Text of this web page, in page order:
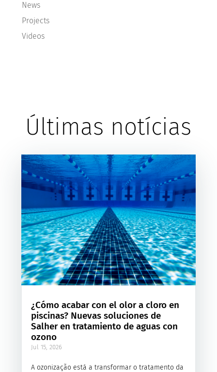
News
Projects
Videos
Últimas notícias
¿Cómo acabar con el olor a cloro en
piscinas? Nuevas soluciones de
Salher en tratamiento de aguas con
ozono
Jul 15, 2026
A ozonização está a transformar o tratamento da